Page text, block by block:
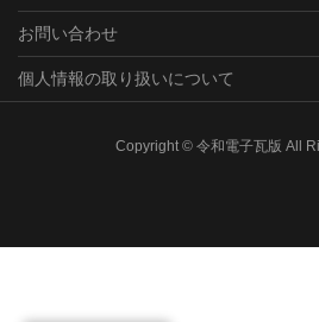
お問い合わせ
個人情報の取り扱いについて
Copyright © 令和電子瓦版 All